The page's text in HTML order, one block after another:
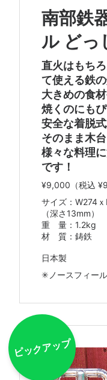
南部鉄
ル どっ
直火はもち
て使える鉄の
大きめの食
焼くのにもぴ
安全な着脱
そのまま木
様々な料理
です！
¥9,000 （税込
サイズ：W274
（深さ13mm）
重 量：1.2kg
材 質：鋳鉄
日本製
✳︎ノースフィー